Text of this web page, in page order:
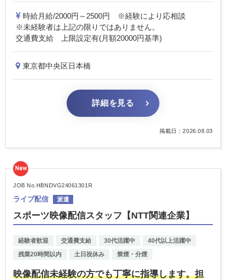
時給月給/2000円～2500円 ※経験により応相談
※未経験者は上記の限りではありません。
交通費支給 上限設定有(月額20000円基準)
東京都中央区日本橋
詳細を見る
掲載日：2026.08.03
JOB No.HBNDVG24061301R
ライブ配信 派遣
スポーツ映像配信スタッフ【NTT関連企業】
経験者歓迎 交通費支給 30代活躍中
40代以上活躍中
残業20時間以内
土日祝休み 禁煙・分煙
映像配信未経験の方でも丁寧に指導します。担
New